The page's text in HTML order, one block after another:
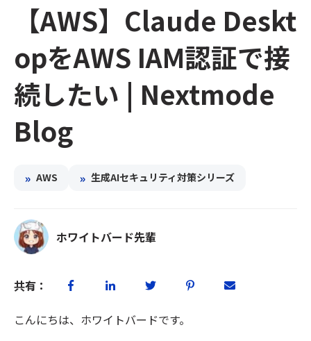
【AWS】Claude Deskt
opをAWS IAM認証で接
続したい | Nextmode
Blog
» AWS » 生成AIセキュリティ対策シリーズ
ホワイトバード先輩
共有：
こんにちは、ホワイトバードです。